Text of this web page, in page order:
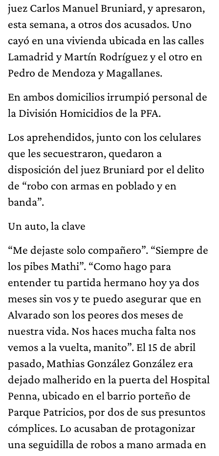
juez Carlos Manuel Bruniard, y apresaron,
esta semana, a otros dos acusados. Uno
cayó en una vivienda ubicada en las calles
Lamadrid y Martín Rodríguez y el otro en
Pedro de Mendoza y Magallanes.
En ambos domicilios irrumpió personal de
la División Homicidios de la PFA.
Los aprehendidos, junto con los celulares
que les secuestraron, quedaron a
disposición del juez Bruniard por el delito
de “robo con armas en poblado y en
banda”.
Un auto, la clave
“Me dejaste solo compañero”. “Siempre de
los pibes Mathi”. “Como hago para
entender tu partida hermano hoy ya dos
meses sin vos y te puedo asegurar que en
Alvarado son los peores dos meses de
nuestra vida. Nos haces mucha falta nos
vemos a la vuelta, manito”. El 15 de abril
pasado, Mathias González González era
dejado malherido en la puerta del Hospital
Penna, ubicado en el barrio porteño de
Parque Patricios, por dos de sus presuntos
cómplices. Lo acusaban de protagonizar
una seguidilla de robos a mano armada en